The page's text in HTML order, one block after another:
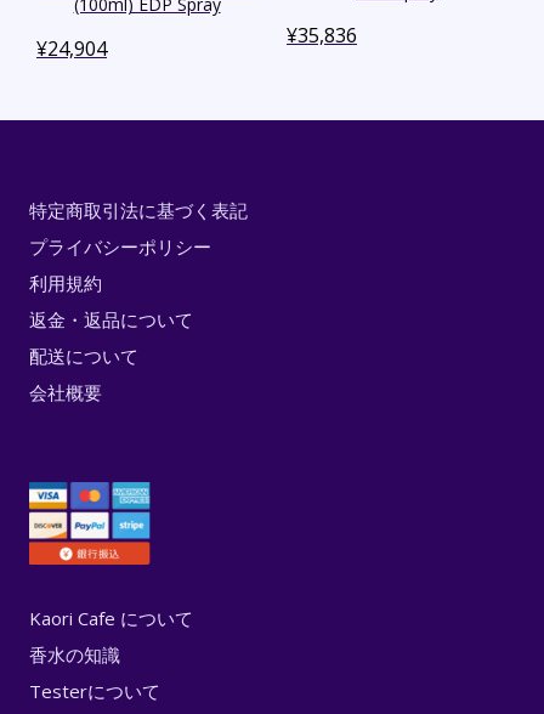
¥24,904 ¥35,836
特定商取引法に基づく表記
プライバシーポリシー
利用規約
返金・返品について
配送について
会社概要
Kaori Cafe について
香水の知識
Testerについて